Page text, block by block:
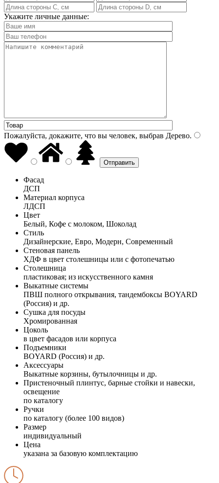
Укажите личные данные:
Пожалуйста, докажите, что вы человек, выбрав Дерево.
Фасад
ДСП
Материал корпуса
ЛДСП
Цвет
Белый, Кофе с молоком, Шоколад
Стиль
Дизайнерские, Евро, Модерн, Современный
Стеновая панель
ХДФ в цвет столешницы или с фотопечатью
Столешница
пластиковая; из искусственного камня
Выкатные системы
ПВШ полного открывания, тандембоксы BOYARD
(Россия) и др.
Сушка для посуды
Хромированная
Цоколь
в цвет фасадов или корпуса
Подъемники
BOYARD (Россия) и др.
Аксессуары
Выкатные корзины, бутылочницы и др.
Пристеночный плинтус, барные стойки и навески,
освещение
по каталогу
Ручки
по каталогу (более 100 видов)
Размер
индивидуальный
Цена
указана за базовую комплектацию